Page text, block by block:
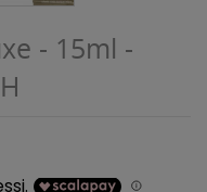
- 15ml -